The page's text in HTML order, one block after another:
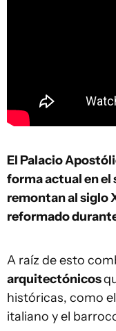
El Palacio
forma actual en el
remontan al siglo
reformado
A raíz de esto
arquitectónicos
históricas, como
italiano y el